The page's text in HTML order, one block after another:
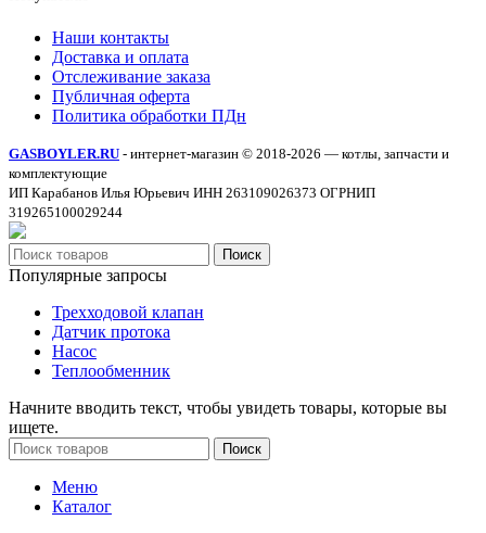
Наши контакты
Доставка и оплата
Отслеживание заказа
Публичная оферта
Политика обработки ПДн
GASBOYLER.RU - интернет-магазин © 2018-2026 — котлы, запчасти и
комплектующие
ИП Карабанов Илья Юрьевич ИНН 263109026373 ОГРНИП
319265100029244
Поиск
Популярные запросы
Трехходовой клапан
Датчик протока
Насос
Теплообменник
Начните вводить текст, чтобы увидеть товары, которые вы
ищете.
Поиск
Меню
Каталог